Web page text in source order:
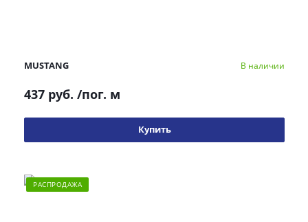
MUSTANG В наличии
437 руб. /пог. м
Купить
РАСПРОДАЖА